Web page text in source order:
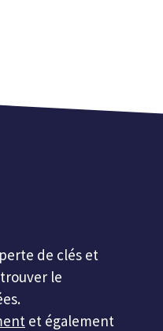
de clés et
le
et également